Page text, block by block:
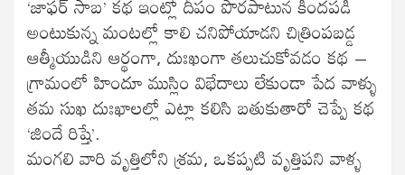
అంటుకున్న మంటల్లో కాలి చనిపోయాడని చిత్రింపబడ్డ
ఆత్మీయుడిని ఆర్థంగా, దుఃఖంగా తలుచుకోవడం కథ –
గ్రామంలో హిందూ ముస్లిం విభేదాలు లేకుండా పేద వాళ్ళు
తమ సుఖ దుఃఖాలల్లో ఎట్లా కలిసి బతుకుతారో చెప్పే కథ
‘జిందే రిష్తే’.
మంగలి వారి వృత్తిలోని శ్రమ, ఒకప్పటి వృత్తిపని వాళ్ళ